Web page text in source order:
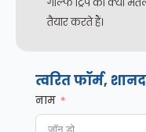
तैयार करते हैं।
त्वरित फॉर्म,
नाम